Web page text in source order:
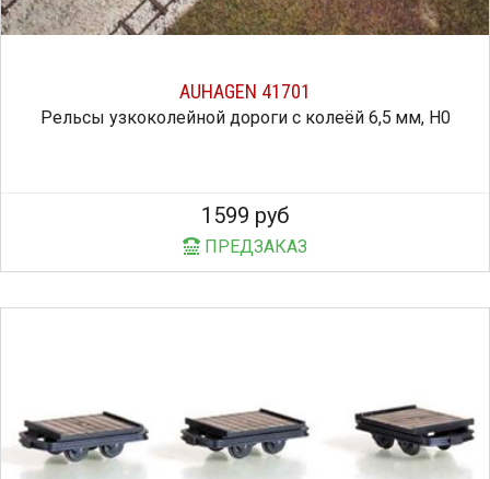
AUHAGEN 41701
Рельсы узкоколейной дороги с колеёй 6,5 мм, H0
1599 руб
ПРЕДЗАКАЗ